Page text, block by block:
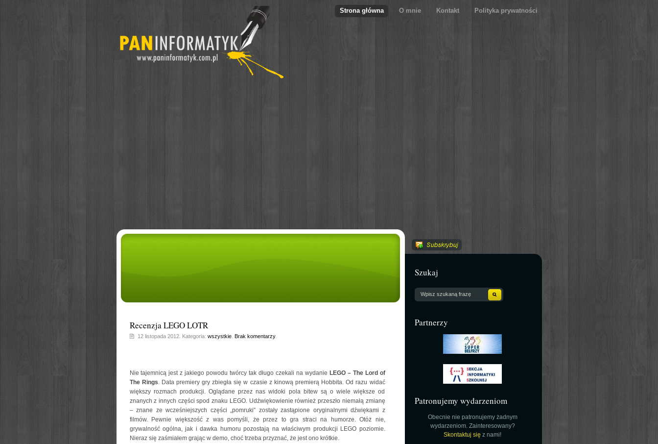
Strona główna O mnie Kontakt Polityka prywatności
Recenzja LEGO LOTR
12 listopada 2012. Kategoria: wszystkie. Brak komentarzy.
Nie tajemnicą jest z jakiego powodu twórcy tak długo czekali na wydanie LEGO – The Lord of
The Rings. Data premiery gry zbiegła się w czasie z kinową premierą Hobbita. Od razu widać
większy rozmach produkcji. Oglądane przez nas widoki pola bitew są o wiele większe od
znanych z innych części spod znaku LEGO. Udźwiękowienie również przeszło niemałą zmianę
– znane ze wcześniejszych części „pomruki” zostały zastąpione oryginalnymi dźwiękami z
filmów. Pewnie większość z was pomyśli, że przez to gra straci na humorze. Otóż nie,
grywalność ogólna, jak i dawka humoru pozostają na właściwym produkcji LEGO poziomie.
Nieraz się zaśmiałem grając w demo, choć trzeba przyznać, że jest ono krótkie.
Szukaj
Partnerzy
Patronujemy wydarzeniom
Obecnie nie patronujemy żadnym
wydarzeniom. Zainteresowany?
Skontaktuj się z nami!